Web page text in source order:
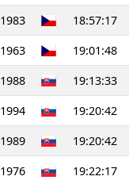
1983
18:57:17
1963
19:01:48
1988
19:13:33
1994
19:20:42
1989
19:20:42
1976
19:22:17